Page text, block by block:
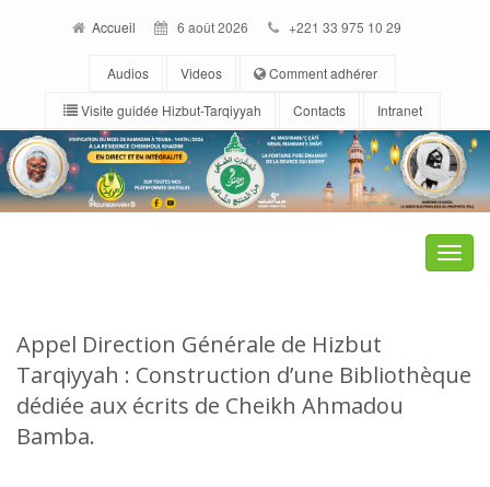
Accueil 6 août 2026 +221 33 975 10 29
Audios Videos
Comment adhérer
Visite guidée Hizbut-Tarqiyyah
Contacts Intranet
Toggle
Appel Direction Générale de Hizbut
Tarqiyyah : Construction d’une Bibliothèque
dédiée aux écrits de Cheikh Ahmadou
Bamba.